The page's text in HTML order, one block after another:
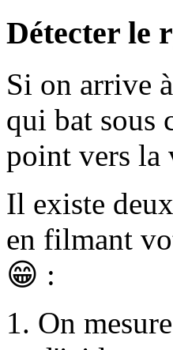
Détecter le
Si on arrive
qui bat sous
point vers la
Il existe
en filmant
😁 :
On